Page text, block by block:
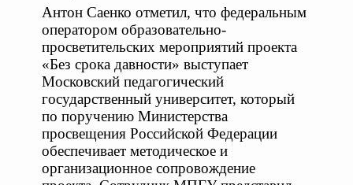
Антон Саенко отметил, что федеральным
оператором образовательно-
просветительских мероприятий проекта
«Без срока давности» выступает
Московский педагогический
государственный университет, который
по поручению Министерства
просвещения Российской Федерации
обеспечивает методическое и
организационное сопровождение